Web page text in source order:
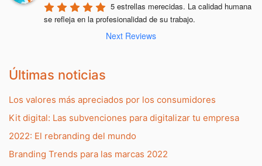
5 estrellas merecidas. La calidad humana
se refleja en la profesionalidad de su trabajo.
Next Reviews
Últimas noticias
Los valores más apreciados por los consumidores
Kit digital: Las subvenciones para digitalizar tu empresa
2022: El rebranding del mundo
Branding Trends para las marcas 2022